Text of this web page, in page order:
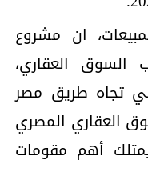
ان مشروع
العقاري،
تجاه طريق مصر
العقاري المصري
أهم مقومات